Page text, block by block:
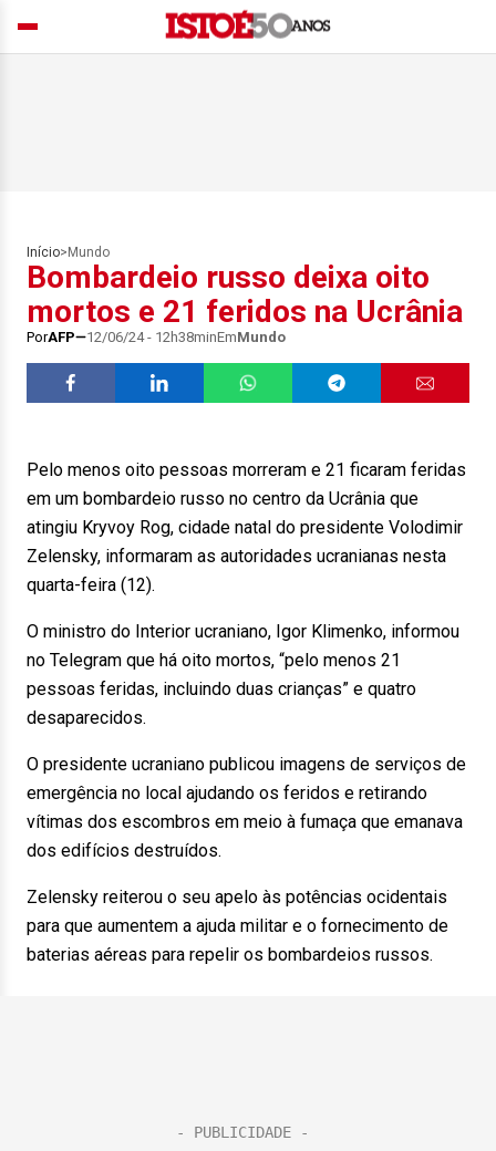
Início> Mundo
Bombardeio russo deixa oito
mortos e 21 feridos na Ucrânia
PorAFP 12/06/24 - 12h38minEmMundo
Pelo menos oito pessoas morreram e 21 ficaram feridas
em um bombardeio russo no centro da Ucrânia que
atingiu Kryvoy Rog, cidade natal do presidente Volodimir
Zelensky, informaram as autoridades ucranianas nesta
quarta-feira (12).
O ministro do Interior ucraniano, Igor Klimenko, informou
no Telegram que há oito mortos, “pelo menos 21
pessoas feridas, incluindo duas crianças” e quatro
desaparecidos.
O presidente ucraniano publicou imagens de serviços de
emergência no local ajudando os feridos e retirando
vítimas dos escombros em meio à fumaça que emanava
dos edifícios destruídos.
Zelensky reiterou o seu apelo às potências ocidentais
para que aumentem a ajuda militar e o fornecimento de
baterias aéreas para repelir os bombardeios russos.